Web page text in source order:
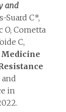
and
Suard C*,
O, Cometta
C,
in